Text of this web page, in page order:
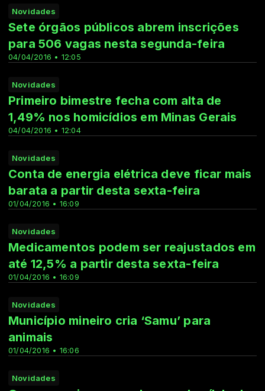
Novidades
04/04/2016 • 12:05
Sete órgãos públicos abrem inscrições
para 506 vagas nesta segunda-feira
Novidades
04/04/2016 • 12:04
Primeiro bimestre fecha com alta de
1,49% nos homicídios em Minas Gerais
Novidades
01/04/2016 • 16:09
Conta de energia elétrica deve ficar mais
barata a partir desta sexta-feira
Novidades
01/04/2016 • 16:09
Medicamentos podem ser reajustados em
até 12,5% a partir desta sexta-feira
Novidades
01/04/2016 • 16:06
Município mineiro cria ‘Samu’ para
animais
Novidades